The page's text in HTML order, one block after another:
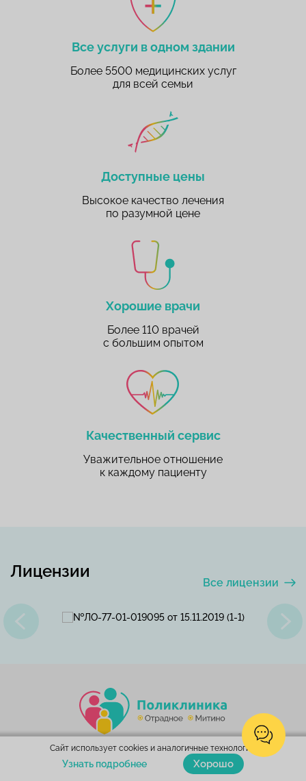
Все услуги в одном здании
Более 5500 медицинских услуг
для всей семьи
Доступные цены
Высокое качество лечения
по разумной цене
Хорошие врачи
Более 110 врачей
с большим опытом
Качественный сервис
Уважительное отношение
к каждому пациенту
Лицензии
Все лицензии
Сайт использует cookies и аналогичные технологии.
Узнать подробнее Хорошо